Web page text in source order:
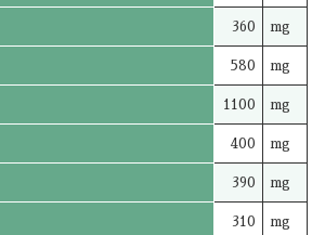
360 mg
580 mg
1100 mg
400 mg
390 mg
310 mg